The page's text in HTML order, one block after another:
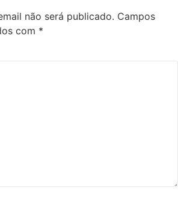
não será publicado. Campos
com *